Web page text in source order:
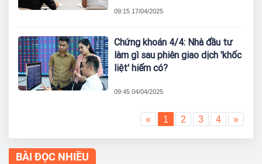
09:15 17/04/2025
Chứng khoán 4/4: Nhà đầu tư
làm gì sau phiên giao dịch 'khốc
liệt' hiếm có?
09:45 04/04/2025
« 1 2 3 4 »
BÀI ĐỌC NHIỀU